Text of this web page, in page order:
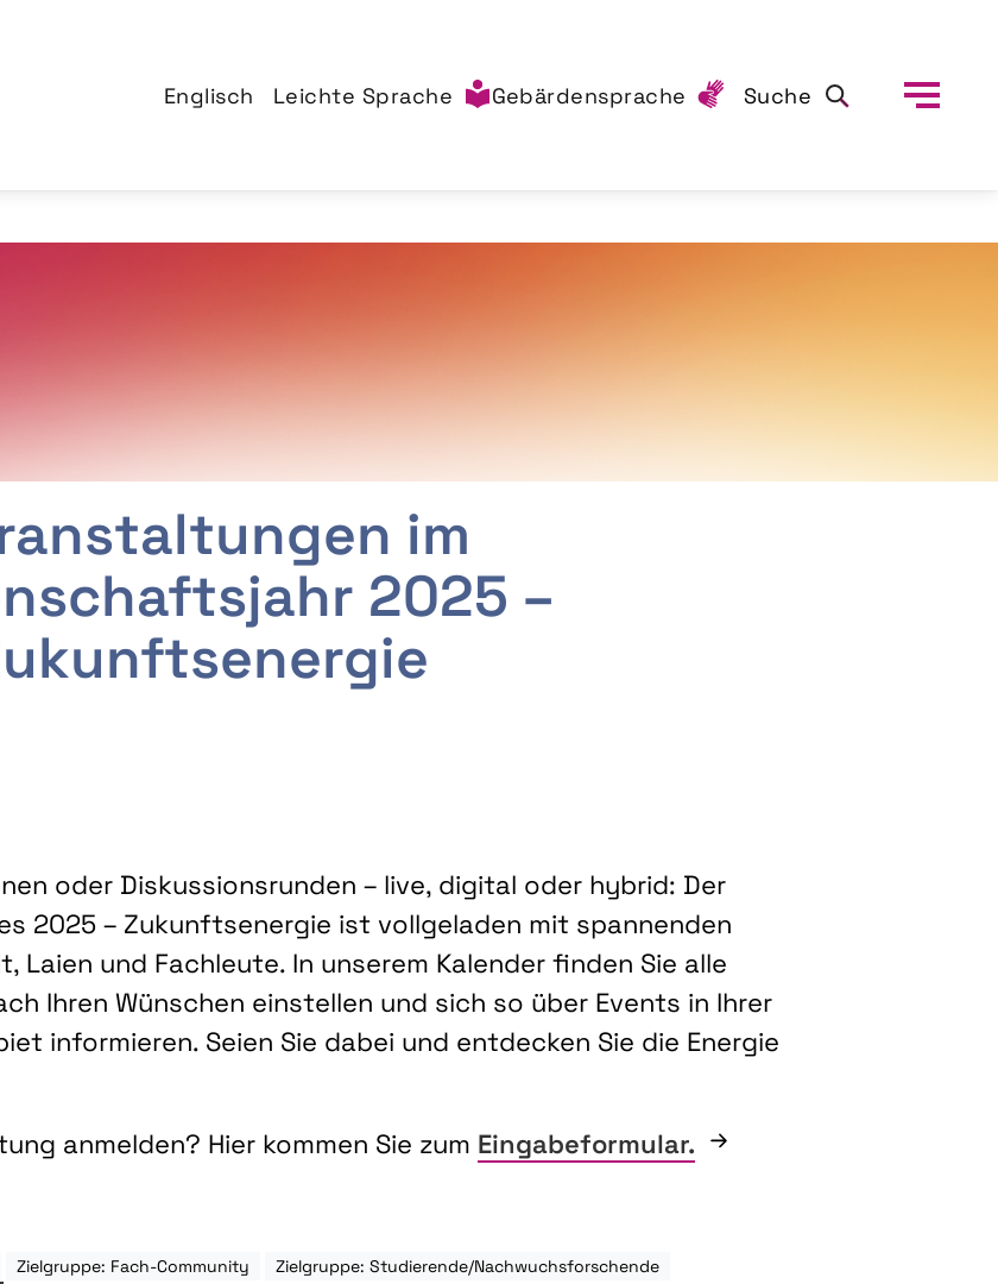
Englisch Leichte Sprache Gebärdensprache Suche
im
2025 –
oder Diskussionsrunden – live, digital oder hybrid: Der
2025 – Zukunftsenergie ist vollgeladen mit spannenden
Laien und Fachleute. In unserem Kalender finden Sie alle
Ihren Wünschen einstellen und sich so über Events in Ihrer
informieren. Seien Sie dabei und entdecken Sie die Energie
anmelden? Hier kommen Sie zum Eingabeformular.
Zielgruppe: Fach-Community
Zielgruppe: Studierende/Nachwuchsforschende